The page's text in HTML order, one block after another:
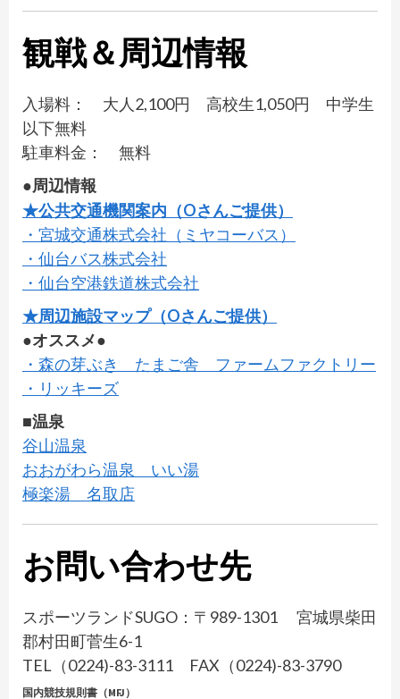
観戦＆周辺情報
入場料： 大人2,100円 高校生1,050円 中学生
以下無料
駐車料金： 無料
●周辺情報
★公共交通機関案内（Oさんご提供）
・宮城交通株式会社（ミヤコーバス）
・仙台バス株式会社
・仙台空港鉄道株式会社
★周辺施設マップ（Oさんご提供）
●オススメ●
・森の芽ぶき たまご舎 ファームファクトリー
・リッキーズ
■温泉
谷山温泉
おおがわら温泉 いい湯
極楽湯 名取店
お問い合わせ先
スポーツランドSUGO：〒989-1301 宮城県柴田
郡村田町菅生6-1
TEL（0224)-83-3111 FAX（0224)-83-3790
国内競技規則書（MFJ）